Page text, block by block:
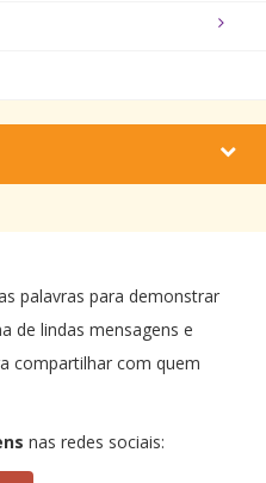
palavras para demonstrar
de lindas mensagens e
compartilhar com quem
nas redes sociais: